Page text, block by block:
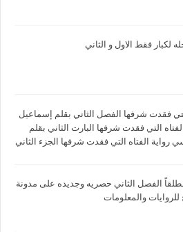
لكبار فقط الاول و الثاني
فقدت شرفها الفصل الثاني بقلم إسماعيل
التي فقدت شرفها البارت الثاني بقلم
الفتاه التي فقدت شرفها الجزء الثاني
الفصل الثاني حصريه وجديده على مدونة
للروايات والمعلومات